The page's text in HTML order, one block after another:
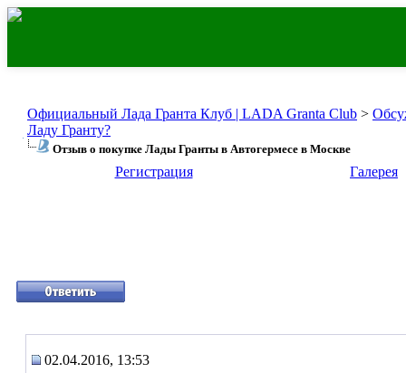
Официальный Лада Гранта Клуб | LADA Granta Club >
Ладу Гранту?
Отзыв о покупке Лады Гранты в Автогермесе в Москве
Регистрация Галерея
02.04.2016, 13:53